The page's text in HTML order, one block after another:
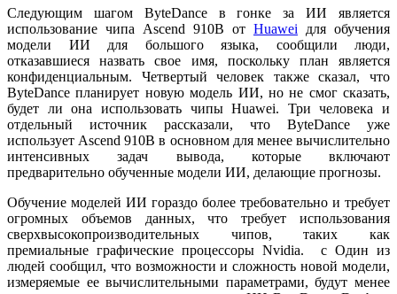
Следующим шагом ByteDance в гонке за ИИ является
использование чипа Ascend 910B от Huawei для обучения
модели ИИ для большого языка, сообщили люди,
отказавшиеся назвать свое имя, поскольку план является
конфиденциальным. Четвертый человек также сказал, что
ByteDance планирует новую модель ИИ, но не смог сказать,
будет ли она использовать чипы Huawei. Три человека и
отдельный источник рассказали, что ByteDance уже
использует Ascend 910B в основном для менее вычислительно
интенсивных задач вывода, которые включают
предварительно обученные модели ИИ, делающие прогнозы.
Обучение моделей ИИ гораздо более требовательно и требует
огромных объемов данных, что требует использования
сверхвысокопроизводительных чипов, таких как
премиальные графические процессоры Nvidia. с Один из
людей сообщил, что возможности и сложность новой модели,
измеряемые ее вычислительными параметрами, будут менее